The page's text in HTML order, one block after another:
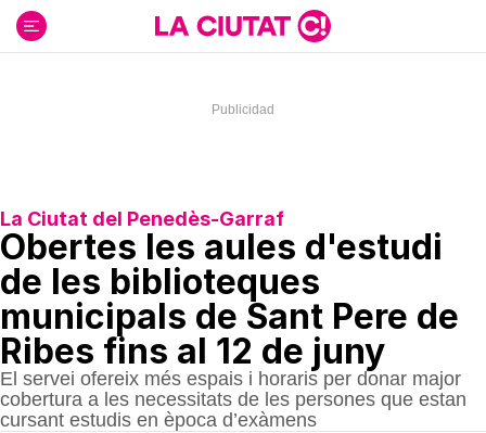
contenido
La Ciutat del Penedès-Garraf
Obertes les aules d'estudi
de les biblioteques
municipals de Sant Pere de
Ribes fins al 12 de juny
El servei ofereix més espais i horaris per donar major
cobertura a les necessitats de les persones que estan
cursant estudis en època d’exàmens